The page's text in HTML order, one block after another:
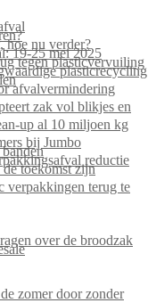
hoe nu verder?
19-25 mei 2025
tegen plasticvervuiling
plasticrecycling
afvalvermindering
zak vol blikjes en
up al 10 miljoen kg
bij Jumbo
reductie
toekomst zijn
verpakkingen terug te
over de broodzak
zomer door zonder